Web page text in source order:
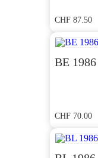
CHF 87.50
BE 1986
CHF 70.00